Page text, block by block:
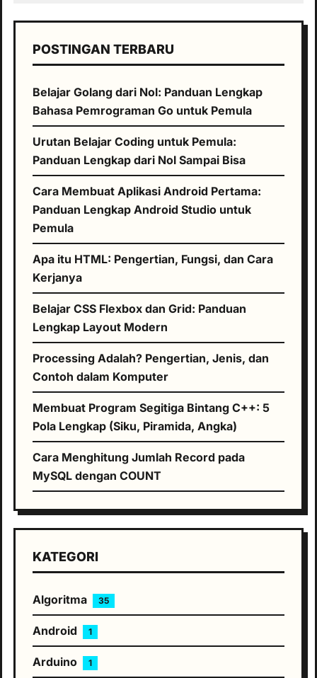
POSTINGAN TERBARU
Belajar Golang dari Nol: Panduan Lengkap
Bahasa Pemrograman Go untuk Pemula
Urutan Belajar Coding untuk Pemula:
Panduan Lengkap dari Nol Sampai Bisa
Cara Membuat Aplikasi Android Pertama:
Panduan Lengkap Android Studio untuk
Pemula
Apa itu HTML: Pengertian, Fungsi, dan Cara
Kerjanya
Belajar CSS Flexbox dan Grid: Panduan
Lengkap Layout Modern
Processing Adalah? Pengertian, Jenis, dan
Contoh dalam Komputer
Membuat Program Segitiga Bintang C++: 5
Pola Lengkap (Siku, Piramida, Angka)
Cara Menghitung Jumlah Record pada
MySQL dengan COUNT
KATEGORI
Algoritma 35
Android 1
Arduino 1